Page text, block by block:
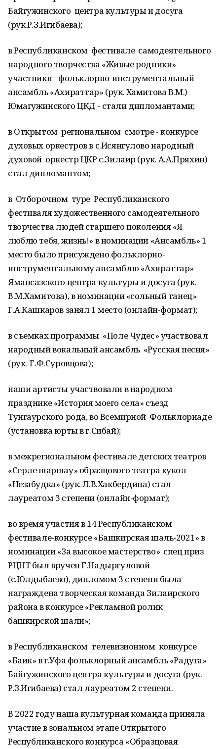
Байгужинского центра культуры и досуга
(рук.Р.З.Игибаева);
в Республиканском фестивале самодеятельного
народного творчества «Живые родники»
участники - фольклорно-инструментальный
ансамбль «Ахираттар» (рук. Хамитова В.М.)
Юмагужинского ЦКД - стали дипломантами;
в Открытом региональном смотре - конкурсе
духовых оркестров в с.Исянгулово народный
духовой оркестр ЦКР с.Зилаир (рук. А.А.Пряхин)
стал дипломантом;
в Отборочном туре Республиканского
фестиваля художественного самодеятельного
творчества людей старшего поколения «Я
люблю тебя, жизнь!» в номинации «Ансамбль» 1
место было присуждено фольклорно-
инструментальному ансамблю «Ахираттар»
Ямансазского центра культуры и досуга (рук.
В.М.Хамитова), в номинации «сольный танец»
Г.А.Кашкаров занял 1 место (онлайн-формат);
в съемках программы «Поле Чудес» участвовал
народный вокальный ансамбль «Русская песня»
(рук.-Г.Ф.Суровцова);
наши артисты участвовали в народном
празднике «История моего села» съезд
Тунгаурского рода, во Всемирной Фольклориаде
(установка юрты в г.Сибай);
в межрегиональном фестивале детских театров
«Серле шаршау» образцового театра кукол
«Незабудка» (рук. Л.В.Хакбердина) стал
лауреатом 3 степени (онлайн-формат);
во время участия в 14 Республиканском
фестивале-конкурсе «Башкирская шаль-2021» в
номинации «За высокое мастерство» спец приз
РЦНТ был вручен Г.Надыргуловой
(с.Юлдыбаево), дипломом 3 степени была
награждена творческая команда Зилаирского
района в конкурсе «Рекламной ролик
башкирской шали»;
в Республиканском телевизионном конкурсе
«Баик» в г.Уфа фольклорный ансамбль «Радуга»
Байгужинского центра культуры и досуга (рук.
Р.З.Игибаева) стал лауреатом 2 степени.
В 2022 году наша культурная команда приняла
участие в зональном этапе Открытого
Республиканского конкурса «Образцовая